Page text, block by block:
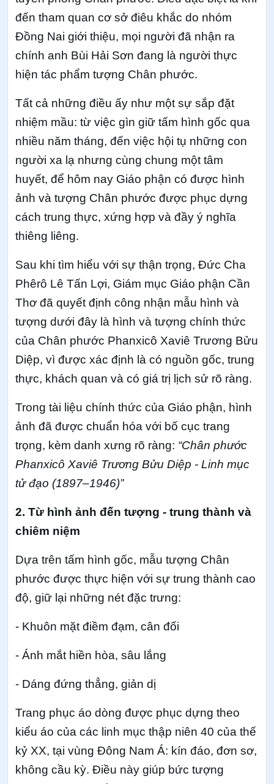
đến tham quan cơ sở điêu khắc do nhóm
Đồng Nai giới thiệu, mọi người đã nhận ra
chính anh Bùi Hải Sơn đang là người thực
hiện tác phẩm tượng Chân phước.
Tất cả những điều ấy như một sự sắp đặt
nhiệm mầu: từ việc gìn giữ tấm hình gốc qua
nhiều năm tháng, đến việc hội tụ những con
người xa lạ nhưng cùng chung một tâm
huyết, để hôm nay Giáo phận có được hình
ảnh và tượng Chân phước được phục dựng
cách trung thực, xứng hợp và đầy ý nghĩa
thiêng liêng.
Sau khi tìm hiểu với sự thận trọng, Đức Cha
Phêrô Lê Tấn Lợi, Giám mục Giáo phận Cần
Thơ đã quyết định công nhận mẫu hình và
tượng dưới đây là hình và tượng chính thức
của Chân phước Phanxicô Xaviê Trương Bửu
Diệp, vì được xác định là có nguồn gốc, trung
thực, khách quan và có giá trị lịch sử rõ ràng.
Trong tài liệu chính thức của Giáo phận, hình
ảnh đã được chuẩn hóa với bố cục trang
trọng, kèm danh xưng rõ ràng: “Chân phước
Phanxicô Xaviê Trương Bửu Diệp - Linh mục
tử đạo (1897–1946)”
2. Từ hình ảnh đến tượng - trung thành và
chiêm niệm
Dựa trên tấm hình gốc, mẫu tượng Chân
phước được thực hiện với sự trung thành cao
độ, giữ lại những nét đặc trưng:
- Khuôn mặt điềm đạm, cân đối
- Ánh mắt hiền hòa, sâu lắng
- Dáng đứng thẳng, giản dị
Trang phục áo dòng được phục dựng theo
kiểu áo của các linh mục thập niên 40 của thế
kỷ XX, tại vùng Đông Nam Á: kín đáo, đơn sơ,
không cầu kỳ. Điều này giúp bức tượng